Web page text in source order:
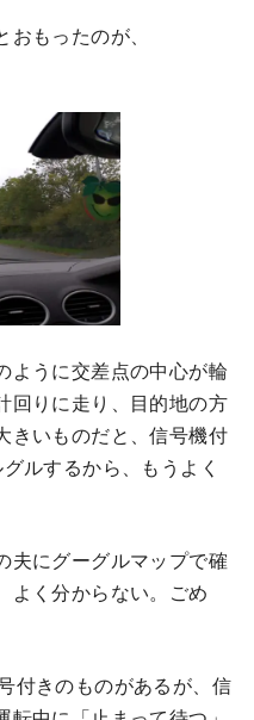
もったのが、
ように交差点の中心が輪
回りに走り、目的地の方
きいものだと、信号機付
ルするから、もうよく
夫にグーグルマップで確
よく分からない。ごめ
付きのものがあるが、信